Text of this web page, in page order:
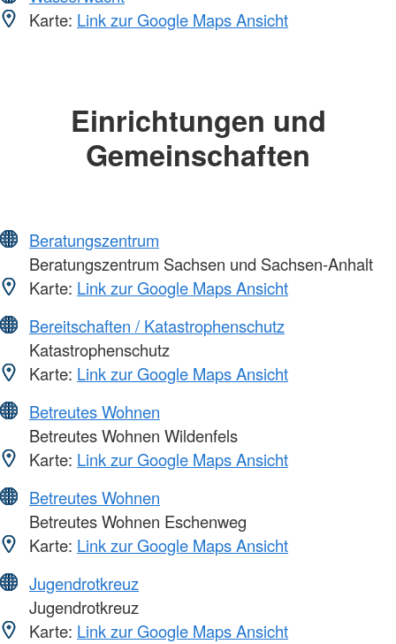
Karte: Link zur Google Maps Ansicht
Einrichtungen und
Gemeinschaften
Beratungszentrum
Beratungszentrum Sachsen und Sachsen-Anhalt
Karte: Link zur Google Maps Ansicht
Bereitschaften / Katastrophenschutz
Katastrophenschutz
Karte: Link zur Google Maps Ansicht
Betreutes Wohnen
Betreutes Wohnen Wildenfels
Karte: Link zur Google Maps Ansicht
Betreutes Wohnen
Betreutes Wohnen Eschenweg
Karte: Link zur Google Maps Ansicht
Jugendrotkreuz
Jugendrotkreuz
Karte: Link zur Google Maps Ansicht